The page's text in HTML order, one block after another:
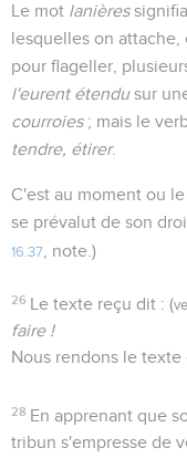
Le mot lanières
lesquelles on attache,
pour flageller,
l'eurent étendusur
courroies; mais le
tendre, étirer.
C'est au moment ou
se prévalut de son
16.37
, note.)
26 Le texte reçu dit : (
faire !
Nous rendons le texte
28 En apprenant que
tribun s'empresse de